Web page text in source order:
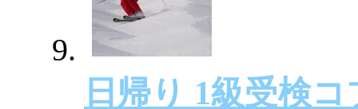
日帰り 1級受検